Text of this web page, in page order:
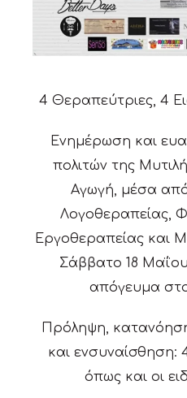
4 Θεραπεύτριες, 4
Ενημέρωση και
πολιτών της
Αγωγή, μέσα
Λογοθεραπείας,
Εργοθεραπείας και
Σάββατο 18 Μαΐου
απόγευμα
Πρόληψη,
και ενσυναίσθηση:
όπως και οι